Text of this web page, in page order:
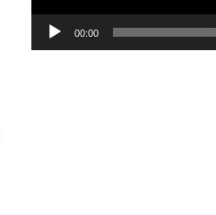
00:00